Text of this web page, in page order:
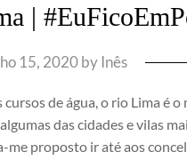
|
15, 2020byInês
de água, o rio Lima é o
das cidades e vilas
proposto ir até aos